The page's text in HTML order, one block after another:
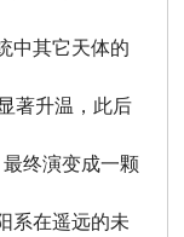
中其它天体的
著升温，此后
终演变成一颗
系在遥远的未